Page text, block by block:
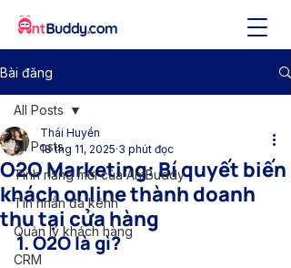
Bài đăng
All Posts
Tính năng mới của AntBuddy
Tin nhắn đa kênh
Quản lý khách hàng
CRM
All Posts
O2O Marketing: Bí quyết biến
khách online thành doanh
thu tại cửa hàng
Thái Huyền
18 thg 11, 2025 3 phút đọc
1. O2O là gì?